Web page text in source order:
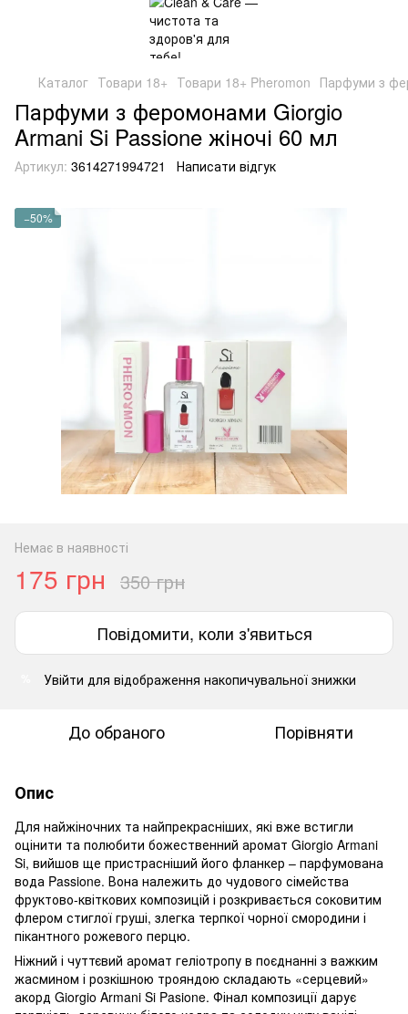
Каталог Товари 18+ Товари 18+ Pheromon Парфуми з
Парфуми з феромонами Giorgio
Armani Si Passione жіночі 60 мл
Артикул: 3614271994721 Написати відгук
−50%
Немає в наявності
175 грн 350 грн
Повідомити, коли з'явиться
Увійти для відображення накопичувальної знижки
До обраного Порівняти
Опис
Для найжіночних та найпрекрасніших, які вже встигли
оцінити та полюбити божественний аромат Giorgio Armani
Si, вийшов ще пристрасніший його фланкер – парфумована
вода Passione. Вона належить до чудового сімейства
фруктово-квіткових композицій і розкривається соковитим
флером стиглої груші, злегка терпкої чорної смородини і
пікантного рожевого перцю.
Ніжний і чуттєвий аромат геліотропу в поєднанні з важким
жасмином і розкішною трояндою складають «серцевий»
акорд Giorgio Armani Si Pasione. Фінал композиції дарує